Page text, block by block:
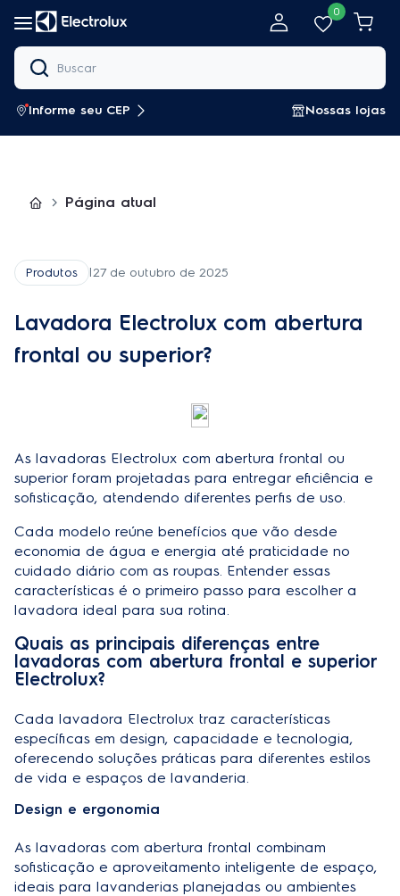
Pular para o conteúdo 0
Informe seu CEP Nossas lojas
Página atual
Produtos |27 de outubro de 2025
Lavadora Electrolux com abertura
frontal ou superior?
As lavadoras Electrolux com abertura frontal ou
superior foram projetadas para entregar eficiência e
sofisticação, atendendo diferentes perfis de uso.
Cada modelo reúne benefícios que vão desde
economia de água e energia até praticidade no
cuidado diário com as roupas. Entender essas
características é o primeiro passo para escolher a
lavadora ideal para sua rotina.
Quais as principais diferenças entre
lavadoras com abertura frontal e superior
Electrolux?
Cada lavadora Electrolux traz características
específicas em design, capacidade e tecnologia,
oferecendo soluções práticas para diferentes estilos
de vida e espaços de lavanderia.
Design e ergonomia
As lavadoras com abertura frontal combinam
sofisticação e aproveitamento inteligente de espaço,
ideais para lavanderias planejadas ou ambientes